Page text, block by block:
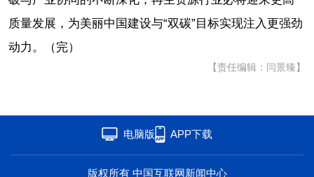
质量发展，为美丽中国建设与“双碳”目标实现注入更强劲
动力。（完）
【责任编辑：闫景臻】
电脑版 APP下载
版权所有 中国互联网新闻中心